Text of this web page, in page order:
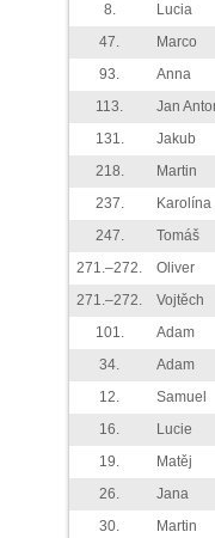
8.
Lucia
47.
Marco
93.
Anna
113.
Jan
131.
Jakub
218.
Martin
237.
Karolína
247.
Tomáš
271.–272.
Oliver
271.–272.
Vojtěch
101.
Adam
34.
Adam
12.
Samuel
16.
Lucie
19.
Matěj
26.
Jana
30.
Martin